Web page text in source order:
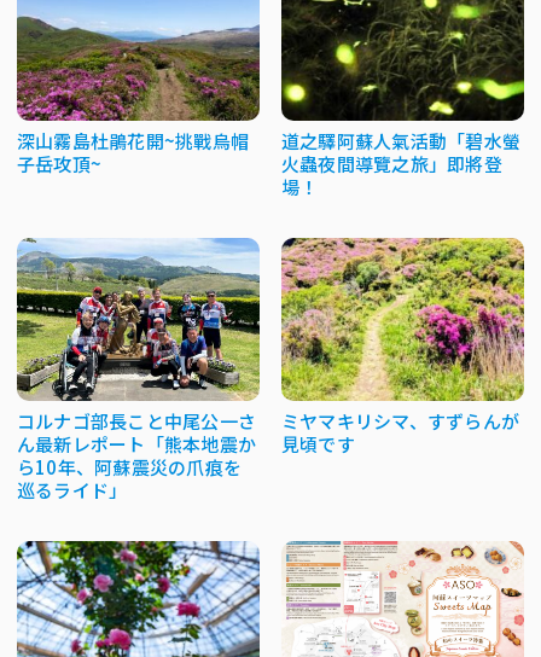
深山霧島杜鵑花開~挑戰烏帽
子岳攻頂~
道之驛阿蘇人氣活動「碧水螢
火蟲夜間導覽之旅」即將登
場！
コルナゴ部長こと中尾公一さ
ん最新レポート「熊本地震か
ら10年、阿蘇震災の爪痕を
巡るライド」
ミヤマキリシマ、すずらんが
見頃です